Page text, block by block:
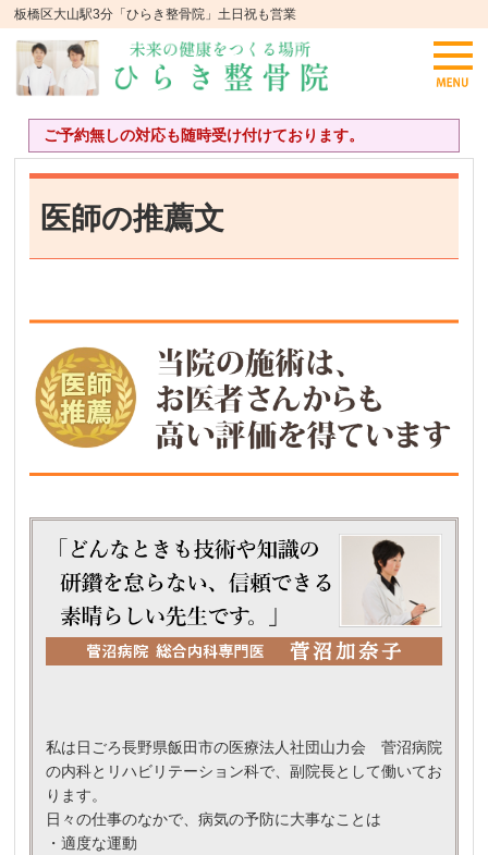
板橋区大山駅3分「ひらき整骨院」土日祝も営業
ご予約無しの対応も随時受け付けております。
医師の推薦文
私は日ごろ長野県飯田市の医療法人社団山力会 菅沼病院
の内科とリハビリテーション科で、副院長として働いてお
ります。
日々の仕事のなかで、病気の予防に大事なことは
・適度な運動